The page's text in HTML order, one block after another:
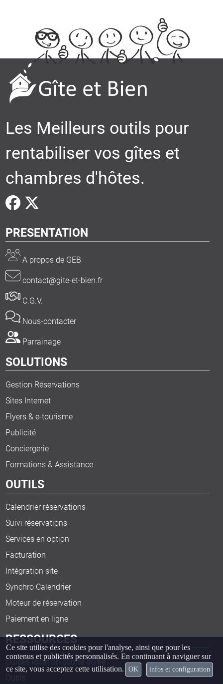
Les Meilleurs outils pour
rentabiliser vos gîtes et
chambres d'hôtes.
PRESENTATION
A propos de GEB
contact@gite-et-bien.fr
C.G.V.
Nous-contacter
Parrainage
SOLUTIONS
Gestion Réservations
Sites Internet
Flyers & e-tourisme
Publicité
Conciergerie
Formations & Assistance
OUTILS
Calendrier réservations
Suivi réservations
Services en option
Facturation
Intégration site
Synchro Calendrier
Moteur de réservation
Paiement en ligne
RESSOURCES
Guides location courte durée
Ce site utilise des cookies pour l'analyse, ainsi que pour les
contenus et publicités personnalisés. En continuant à naviguer sur
ce site, vous acceptez cette utilisation.
OK infos et configuration